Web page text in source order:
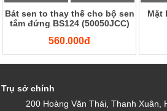
Bát sen to thay thế cho bộ sen
tắm đứng BS124 (50050JCC)
560.000đ
Mặt
Trụ sở chính
200 Hoàng Văn Thái, Thanh Xuân,